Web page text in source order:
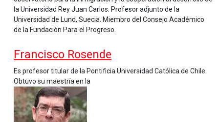
la Universidad Rey Juan Carlos. Profesor adjunto de la
Universidad de Lund, Suecia. Miembro del Consejo Académico
de la Fundación Para el Progreso.
Francisco Rosende
Es profesor titular de la Pontificia Universidad Católica de Chile.
Obtuvo su maestría en la